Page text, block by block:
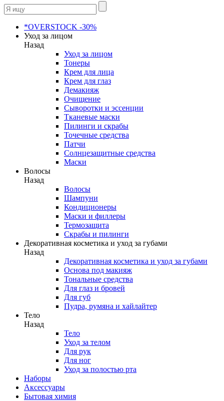
*OVERSTOCK -30%
Уход за лицом
Назад
Уход за лицом
Тонеры
Крем для лица
Крем для глаз
Демакияж
Очищение
Сыворотки и эссенции
Тканевые маски
Пилинги и скрабы
Точечные средства
Патчи
Солнцезащитные средства
Маски
Волосы
Назад
Волосы
Шампуни
Кондиционеры
Маски и филлеры
Термозащита
Скрабы и пилинги
Декоративная косметика и уход за губами
Назад
Декоративная косметика и уход за губами
Основа под макияж
Тональные средства
Для глаз и бровей
Для губ
Пудра, румяна и хайлайтер
Тело
Назад
Тело
Уход за телом
Для рук
Для ног
Уход за полостью рта
Наборы
Аксессуары
Бытовая химия